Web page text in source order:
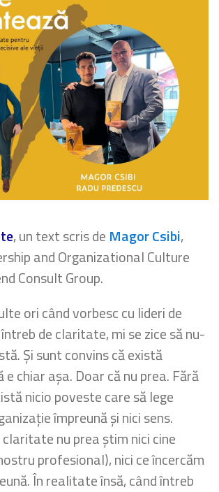
, un text scris de Magor Csibi,
and Organizational Culture
Consult Group.
ori când vorbesc cu lideri de
de claritate, mi se zice să nu-
Și sunt convins că există
e chiar așa. Doar că nu prea. Fără
nicio poveste care să lege
împreună și nici sens.
nu prea știm nici cine
profesional), nici ce încercăm
În realitate însă, când întreb